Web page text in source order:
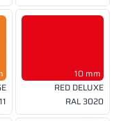
10 mm
RED DELUXE
RAL 3020